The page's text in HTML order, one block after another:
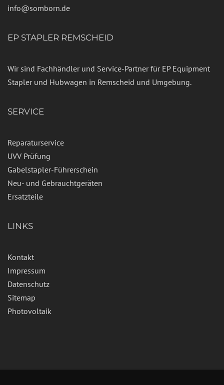
info@somborn.de
EP STAPLER REMSCHEID
Wir sind Fachhändler und Service-Partner für EP Equipment
Stapler und Hubwagen in Remscheid und Umgebung.
SERVICE
Reparaturservice
UVV Prüfung
Gabelstapler-Führerschein
Neu- und Gebrauchtgeräten
Ersatzteile
LINKS
Kontakt
Impressum
Datenschutz
Sitemap
Photovoltaik